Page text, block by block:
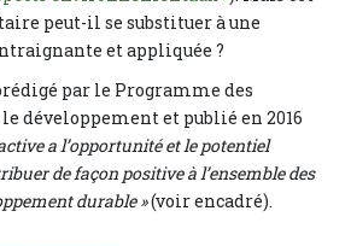
peut-il se substituer à une
et appliquée ?
par le Programme des
développement et publié en 2016
a l’opportunité et le potentiel
de façon positive à l’ensemble des
durable »(voir encadré).